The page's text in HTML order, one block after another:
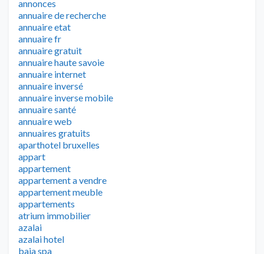
annonces
annuaire de recherche
annuaire etat
annuaire fr
annuaire gratuit
annuaire haute savoie
annuaire internet
annuaire inversé
annuaire inverse mobile
annuaire santé
annuaire web
annuaires gratuits
aparthotel bruxelles
appart
appartement
appartement a vendre
appartement meuble
appartements
atrium immobilier
azalai
azalai hotel
baia spa